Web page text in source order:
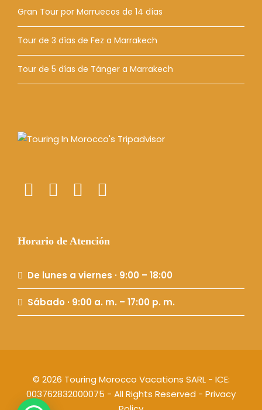
Gran Tour por Marruecos de 14 días
Tour de 3 días de Fez a Marrakech
Tour de 5 días de Tánger a Marrakech
Horario de Atención
De lunes a viernes · 9:00 – 18:00
Sábado · 9:00 a. m. – 17:00 p. m.
© 2026 Touring Morocco Vacations SARL - ICE:
003762832000075 - All Rights Reserved - Privacy